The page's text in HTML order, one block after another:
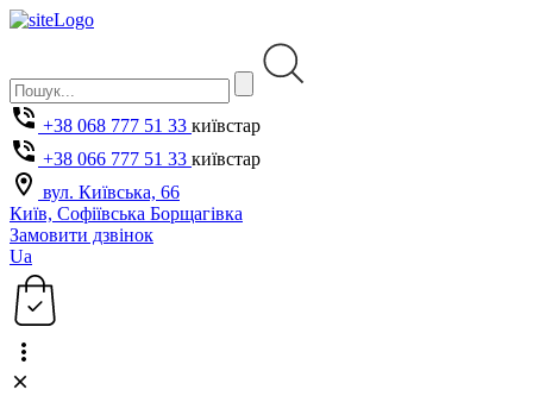
+38 068 777 51 33 київстар
+38 066 777 51 33 київстар
вул. Київська, 66
Київ, Софіївська Борщагівка
Замовити дзвінок
Ua